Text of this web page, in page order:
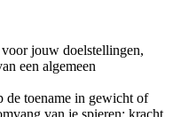
jouw doelstellingen,
een algemeen
de toename in gewicht of
van je spieren; kracht